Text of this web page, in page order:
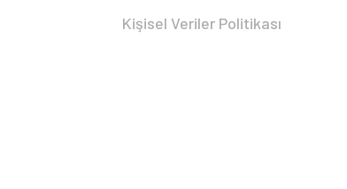
Kişisel Veriler Politikası